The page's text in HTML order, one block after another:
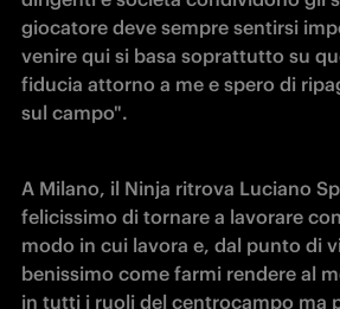
giocatore deve sempre sentirsi
venire qui si basa soprattutto su
fiducia attorno a me e spero di
sul campo".
A Milano, il Ninja ritrova Luciano
felicissimo di tornare a lavorare
modo in cui lavora e, dal punto di
benissimo come farmi rendere al
in tutti i ruoli del centrocampo ma